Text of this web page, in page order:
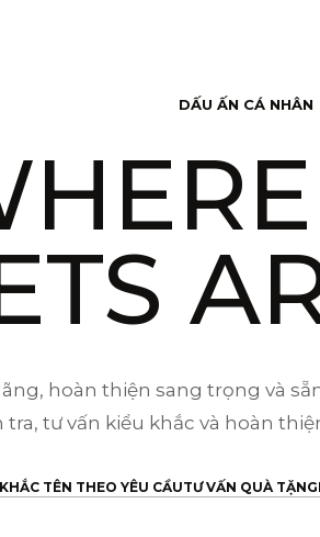
DẤU ẤN CÁ NHÂN
hoàn thiện sang trọng và
tư vấn kiểu khắc và hoàn
KHẮC TÊN THEO YÊU CẦUTƯ VẤN QUÀ TẶNG